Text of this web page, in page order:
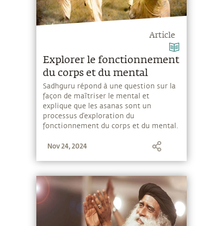
Article
Explorer le fonctionnement
du corps et du mental
Sadhguru répond à une question sur la
façon de maîtriser le mental et
explique que les asanas sont un
processus d’exploration du
fonctionnement du corps et du mental.
Nov 24, 2024